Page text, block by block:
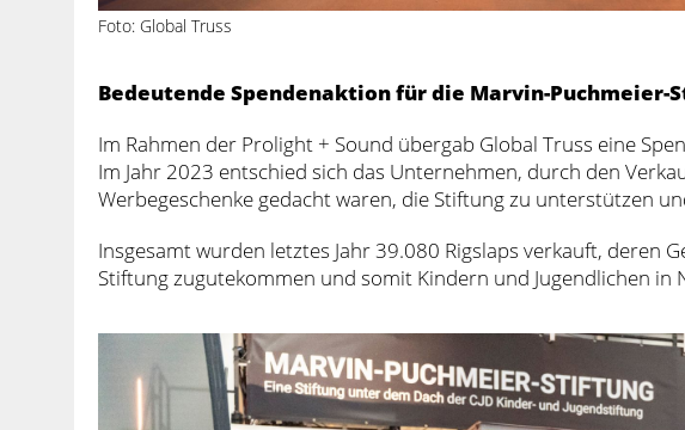
Foto: Global Truss
Bedeutende Spendenaktion für die Marvin-Puchmeier-
Im Rahmen der Prolight + Sound übergab Global Truss eine
Im Jahr 2023 entschied sich das Unternehmen, durch den
Werbegeschenke gedacht waren, die Stiftung zu unterstützen
Insgesamt wurden letztes Jahr 39.080 Rigslaps verkauft, deren
Stiftung zugutekommen und somit Kindern und Jugendlichen in